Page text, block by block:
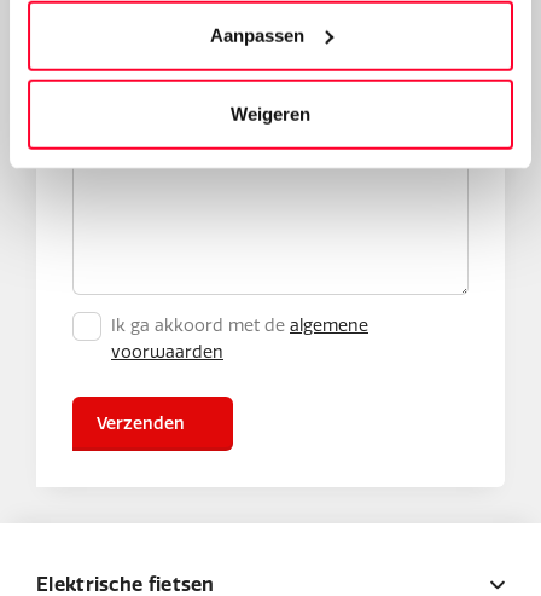
Aanpassen
Weigeren
Overige opmerkingen
Ik ga akkoord met de algemene
voorwaarden
Verzenden
Elektrische fietsen